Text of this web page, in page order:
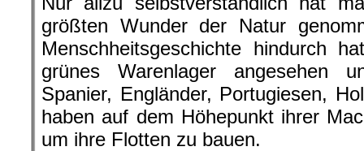
größten Wunder der Natur
Menschheitsgeschichte hindurch
grünes Warenlager angesehen
Spanier, Engländer, Portugiesen,
haben auf dem Höhepunkt ihrer
um ihre Flotten zu bauen.